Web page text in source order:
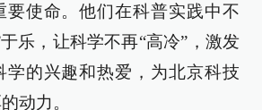
要使命。他们在科普实践中不
乐，让科学不再“高冷”，激发
学的兴趣和热爱，为北京科技
动力。